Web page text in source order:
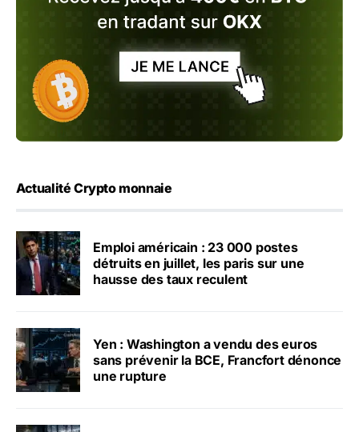
Actualité Crypto monnaie
Emploi américain : 23 000 postes
détruits en juillet, les paris sur une
hausse des taux reculent
Yen : Washington a vendu des euros
sans prévenir la BCE, Francfort dénonce
une rupture